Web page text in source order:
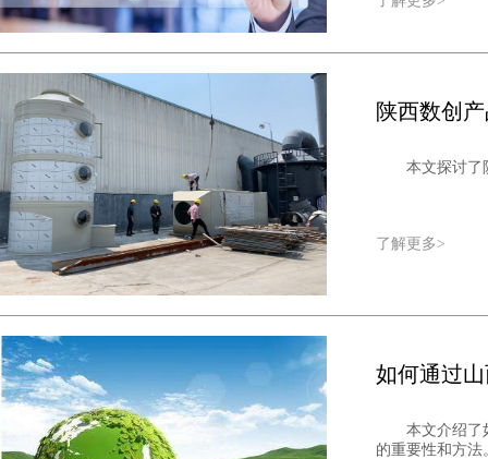
陕西数创
本文探讨了
了解更多>
如何通过
本文介绍了
的重要性和方法